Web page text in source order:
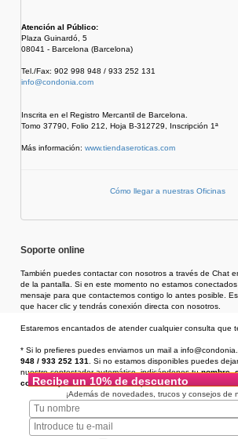
Atención al Público:
Plaza Guinardó, 5
08041 - Barcelona (Barcelona)
Tel./Fax: 902 998 948 / 933 252 131
info@condonia.com
Inscrita en el Registro Mercantil de Barcelona.
Tomo 37790, Folio 212, Hoja B-312729, Inscripción 1ª
Más información: www.tiendaseroticas.com
Cómo llegar a nuestras Oficinas
Soporte online
También puedes contactar con nosotros a través de Chat
de la pantalla. Si en este momento no estamos
mensaje para que contactemos contigo lo antes posible.
que hacer clic y tendrás conexión directa con nosotros.
Estaremos encantados de atender cualquier consulta que
* Si lo prefieres puedes enviarnos un mail a
948 / 933 252 131
. Si no estamos disponibles puedes
nuestro contestador automático, indicándonos tunombre,
consulta , y te llamaremos en un plazo de 24h.
Recibe un 10% de descuento
¡Además de novedades, trucos y consejos de